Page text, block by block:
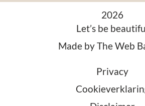
2026
Let’s be
Made byThe Web
Privacy